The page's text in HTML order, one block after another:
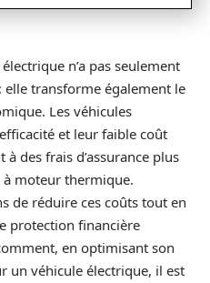
n’a pas seulement
transforme également le
Les véhicules
et leur faible coût
des frais d’assurance plus
à moteur thermique.
de réduire ces coûts tout en
protection financière
en optimisant son
un véhicule électrique, il est